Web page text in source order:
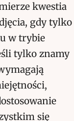
kwestia
gdy tylko
w trybie
tylko znamy
się